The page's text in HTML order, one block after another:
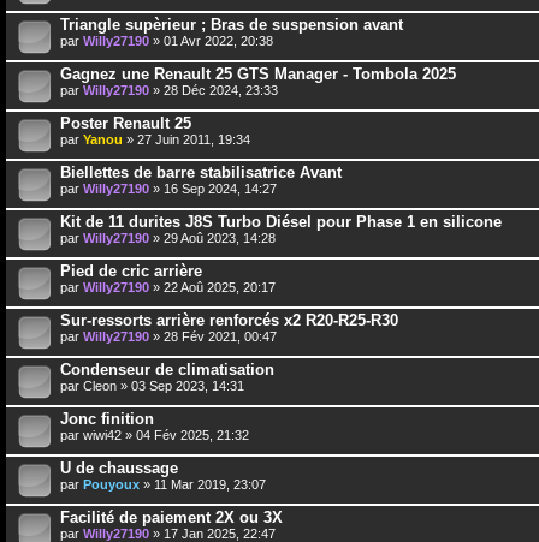
Triangle supèrieur ; Bras de suspension avant
par Willy27190 » 01 Avr 2022, 20:38
Gagnez une Renault 25 GTS Manager - Tombola 2025
par Willy27190 » 28 Déc 2024, 23:33
Poster Renault 25
par Yanou » 27 Juin 2011, 19:34
Biellettes de barre stabilisatrice Avant
par Willy27190 » 16 Sep 2024, 14:27
Kit de 11 durites J8S Turbo Diésel pour Phase 1 en silicone
par Willy27190 » 29 Aoû 2023, 14:28
Pied de cric arrière
par Willy27190 » 22 Aoû 2025, 20:17
Sur-ressorts arrière renforcés x2 R20-R25-R30
par Willy27190 » 28 Fév 2021, 00:47
Condenseur de climatisation
par Cleon » 03 Sep 2023, 14:31
Jonc finition
par wiwi42 » 04 Fév 2025, 21:32
U de chaussage
par Pouyoux » 11 Mar 2019, 23:07
Facilité de paiement 2X ou 3X
par Willy27190 » 17 Jan 2025, 22:47